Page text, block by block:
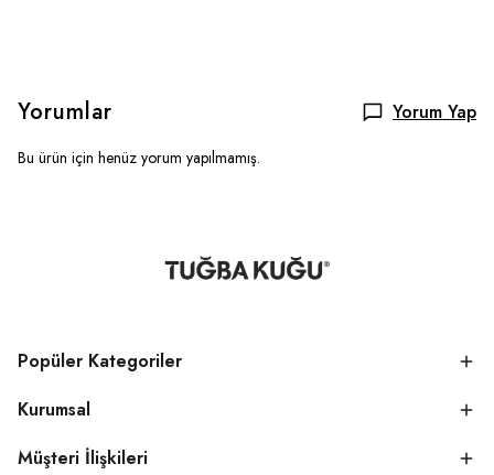
Yorumlar Yorum Yap
Bu ürün için henüz yorum yapılmamış.
Popüler Kategoriler
Kurumsal
Müşteri İlişkileri